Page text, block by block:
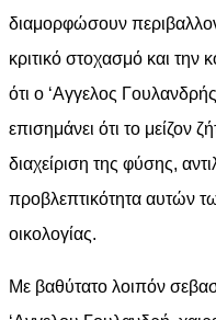
διαμορφώσουν
κριτικό στοχασμό και την
ότι ο ‘Αγγελος
επισημάνει ότι το μείζον
διαχείριση της φύσης,
προβλεπτικότητα αυτών
οικολογίας.
Με βαθύτατο λοιπόν